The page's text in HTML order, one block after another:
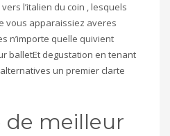
l’italien du coin , lesquels
vous apparaissiez averes
n’importe quelle quivient
balletEt degustation en tenant
un premier clarte
de meilleur